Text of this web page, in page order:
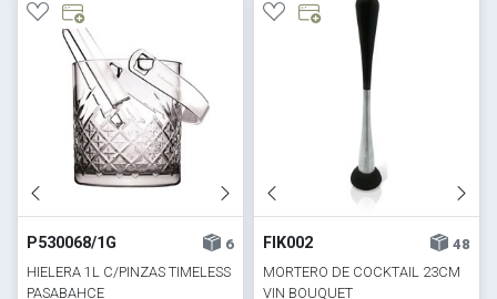
P530068/1G
6
HIELERA 1L C/PINZAS TIMELESS
PASABAHCE
FIK002
48
MORTERO DE COCKTAIL 23CM
VIN BOUQUET